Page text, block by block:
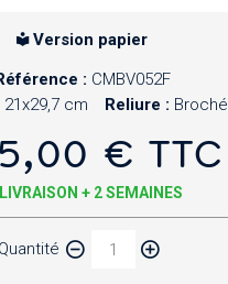
Version papier
: CMBV052F
21x29,7 cm Reliure : Broché
€ TTC
LIVRAISON + 2 SEMAINES
Quantité